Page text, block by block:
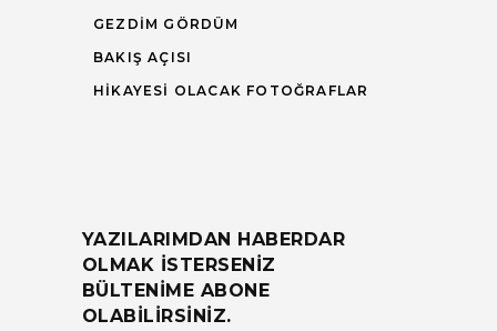
GEZDIM GÖRDÜM
BAKIŞ AÇISI
HIKAYESI OLACAK FOTOĞRAFLAR
YAZILARIMDAN HABERDAR
OLMAK ISTERSENIZ
BÜLTENIME ABONE
OLABILIRSINIZ.